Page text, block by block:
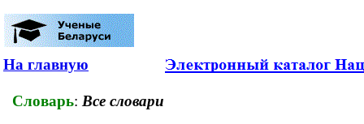
На главную
Словарь: Все словари